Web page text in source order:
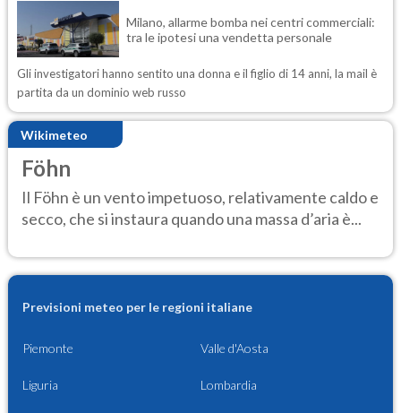
Milano, allarme bomba nei centri commerciali:
tra le ipotesi una vendetta personale
Gli investigatori hanno sentito una donna e il figlio di 14 anni, la mail è
partita da un dominio web russo
Wikimeteo
Föhn
Il Föhn è un vento impetuoso, relativamente caldo e
secco, che si instaura quando una massa d’aria è...
Previsioni meteo per le regioni italiane
Piemonte Valle d'Aosta
Liguria Lombardia